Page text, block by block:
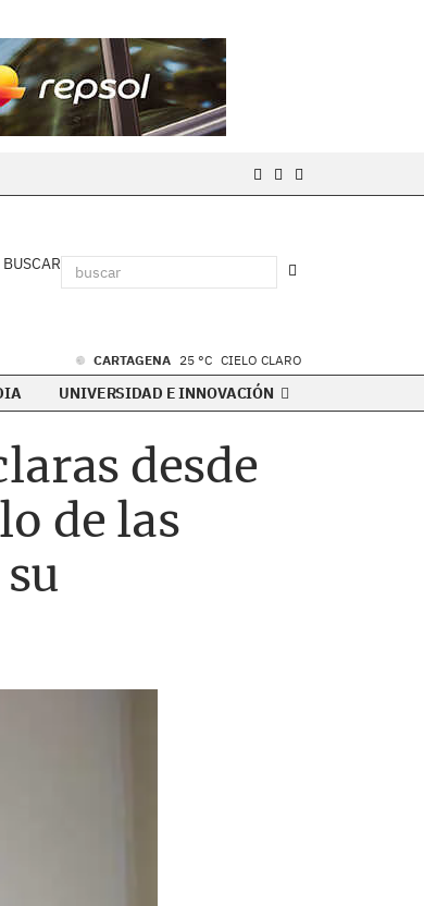
BUSCAR
CARTAGENA 25 °C CIELO CLARO
UNIVERSIDAD E INNOVACIÓN
desde
de las